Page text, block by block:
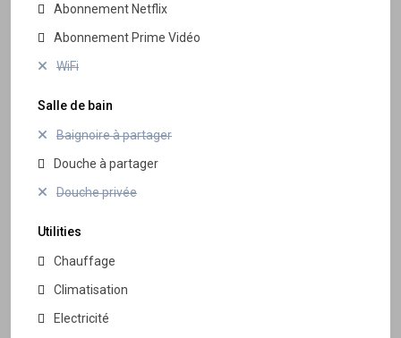
Abonnement Netflix
Abonnement Prime Vidéo
WiFi
Salle de bain
Baignoire à partager
Douche à partager
Douche privée
Utilities
Chauffage
Climatisation
Electricité